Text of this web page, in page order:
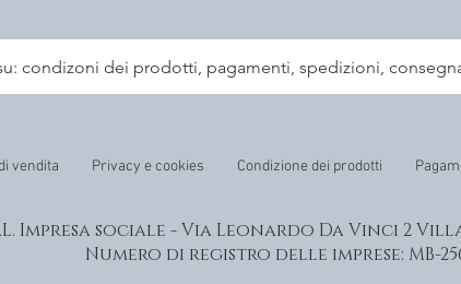
condizoni dei prodotti, pagamenti, spedizioni,
vendita Privacy e cookies Condizione dei prodotti
Impresa sociale - Via Leonardo Da Vinci 2
Numero di registro delle imprese: MB-